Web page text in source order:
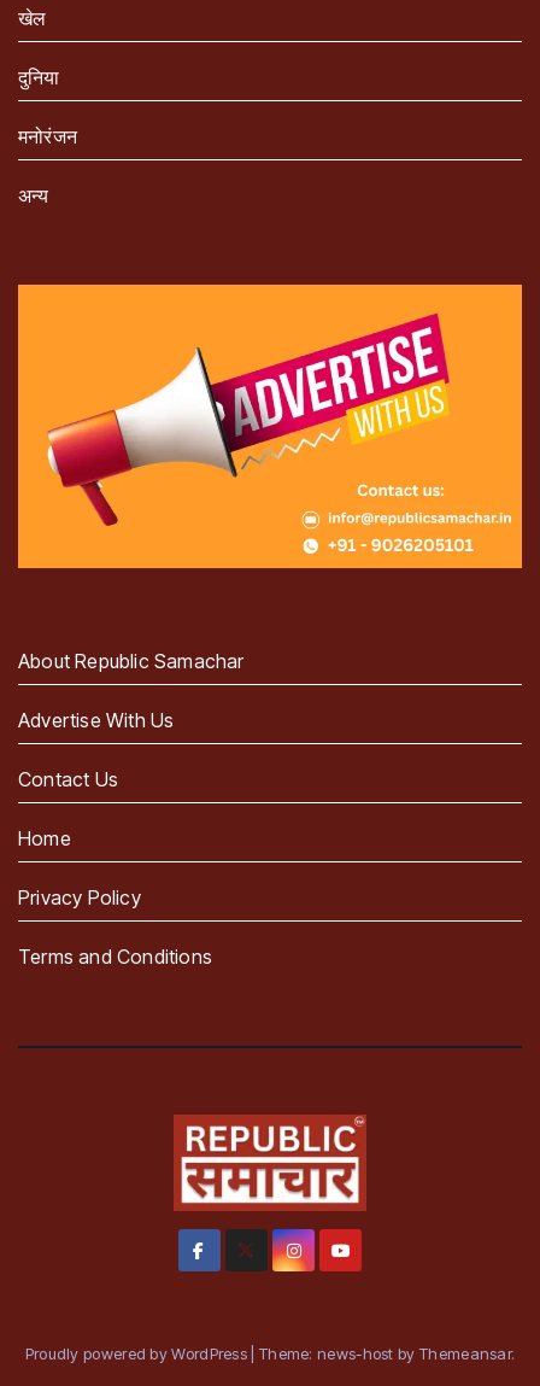
खेल
दुनिया
मनोरंजन
अन्य
About Republic Samachar
Advertise With Us
Contact Us
Home
Privacy Policy
Terms and Conditions
Proudly powered by WordPress Theme: news-host by Themeansar.